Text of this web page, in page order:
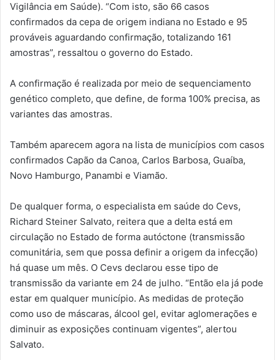
Vigilância em Saúde). “Com isto, são 66 casos
confirmados da cepa de origem indiana no Estado e 95
prováveis aguardando confirmação, totalizando 161
amostras”, ressaltou o governo do Estado.
A confirmação é realizada por meio de sequenciamento
genético completo, que define, de forma 100% precisa, as
variantes das amostras.
Também aparecem agora na lista de municípios com casos
confirmados Capão da Canoa, Carlos Barbosa, Guaíba,
Novo Hamburgo, Panambi e Viamão.
De qualquer forma, o especialista em saúde do Cevs,
Richard Steiner Salvato, reitera que a delta está em
circulação no Estado de forma autóctone (transmissão
comunitária, sem que possa definir a origem da infecção)
há quase um mês. O Cevs declarou esse tipo de
transmissão da variante em 24 de julho. “Então ela já pode
estar em qualquer município. As medidas de proteção
como uso de máscaras, álcool gel, evitar aglomerações e
diminuir as exposições continuam vigentes”, alertou
Salvato.